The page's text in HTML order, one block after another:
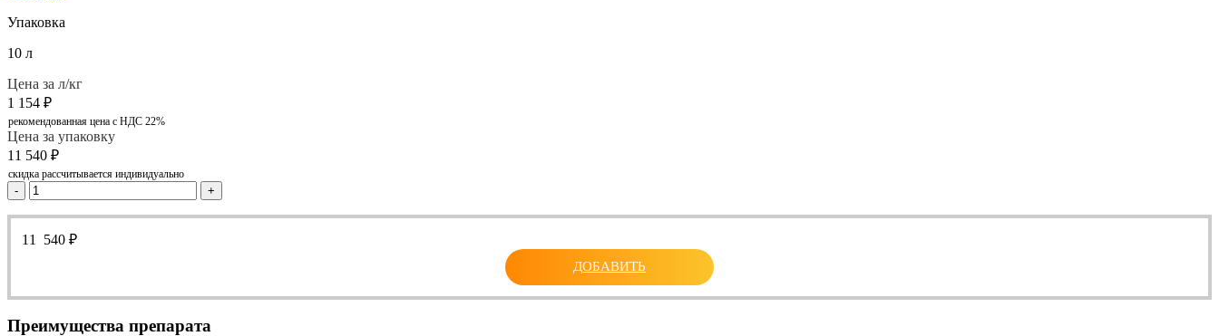
Упаковка
10 л
Цена за л/кг
1 154 ₽
рекомендованная цена с НДС 22%
Цена за упаковку
11 540 ₽
скидка рассчитывается индивидуально
- +
11 540 ₽
ДОБАВИТЬ
Преимущества препарата